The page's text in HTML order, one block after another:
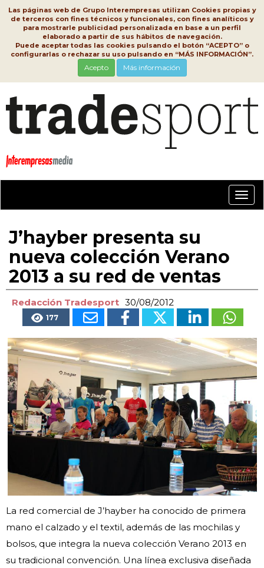
Las páginas web de Grupo Interempresas utilizan Cookies propias y
de terceros con fines técnicos y funcionales, con fines analíticos y
para mostrarle publicidad personalizada en base a un perfil
elaborado a partir de sus hábitos de navegación.
Puede aceptar todas las cookies pulsando el botón “ACEPTO” o
configurarlas o rechazar su uso pulsando en “MÁS INFORMACIÓN”.
Acepto Más información
J’hayber presenta su
nueva colección Verano
2013 a su red de ventas
Redacción Tradesport 30/08/2012
177
La red comercial de J’hayber ha conocido de primera
mano el calzado y el textil, además de las mochilas y
bolsos, que integra la nueva colección Verano 2013 en
su tradicional convención. Una línea exclusiva diseñada